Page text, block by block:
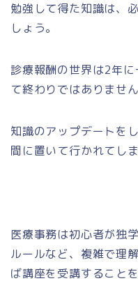
勉強して得た知識は、
しょう。
診療報酬の世界は2年
て終わりではありません
知識のアップデートを
間に置いて行かれてしま
医療事務は初心者が独
ルールなど、複雑で理
ば講座を受講すること